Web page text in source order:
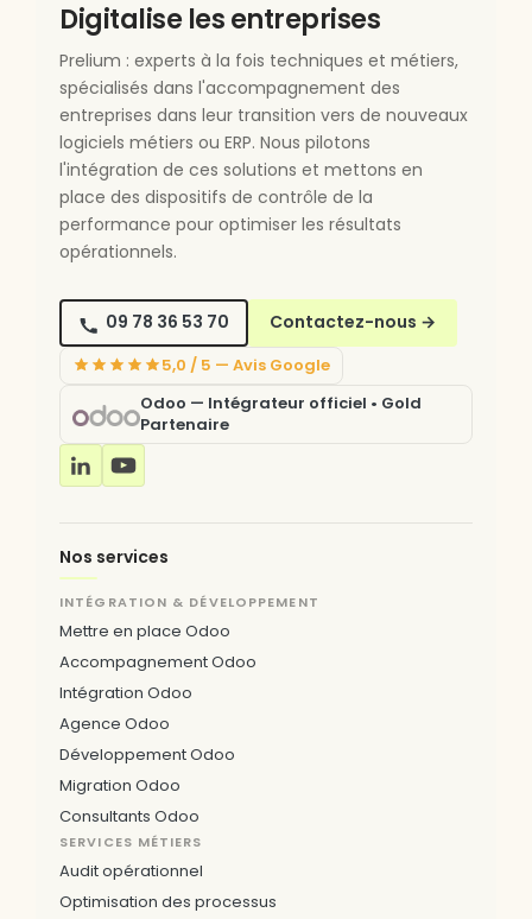
Digitalise les entreprises
Prelium : experts à la fois techniques et métiers,
spécialisés dans l'accompagnement des
entreprises dans leur transition vers de nouveaux
logiciels métiers ou ERP. Nous pilotons
l'intégration de ces solutions et mettons en
place des dispositifs de contrôle de la
performance pour optimiser les résultats
opérationnels.
09 78 36 53 70 Contactez-nous →
5,0 / 5 — Avis Google
Odoo — Intégrateur officiel • Gold
Partenaire
Nos services
INTÉGRATION & DÉVELOPPEMENT
Mettre en place Odoo
Accompagnement Odoo
Intégration Odoo
Agence Odoo
Développement Odoo
Migration Odoo
Consultants Odoo
SERVICES MÉTIERS
Audit opérationnel
Optimisation des processus